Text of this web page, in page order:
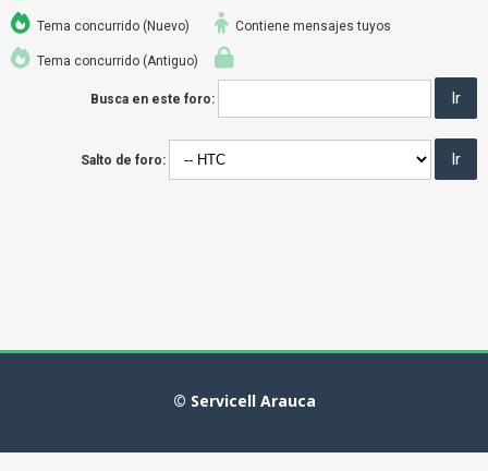
Tema concurrido (Nuevo)
Tema concurrido (Antiguo)
Contiene mensajes tuyos
Busca en este foro:
Salto de foro:
© Servicell Arauca